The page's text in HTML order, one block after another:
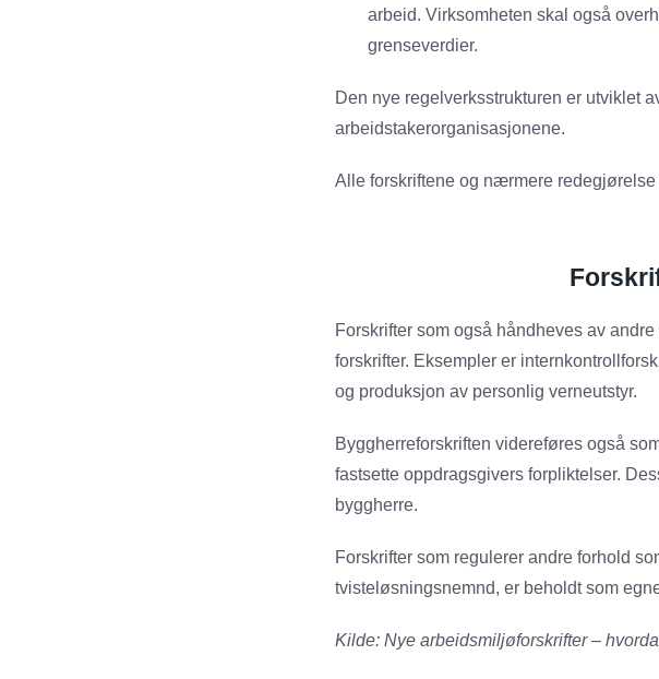
arbeid. Virksomheten skal også
grenseverdier.
Den nye regelverksstrukturen er utviklet
arbeidstakerorganisasjonene.
Alle forskriftene og nærmere redegjørelse
Forskrifter som også håndheves av
forskrifter. Eksempler er
og produksjon av personlig verneutstyr.
Byggherreforskriften videreføres også
fastsette oppdragsgivers forpliktelser.
byggherre.
Forskrifter som regulerer andre forhold
tvisteløsningsnemnd, er beholdt som
Kilde: Nye arbeidsmiljøforskrifter –